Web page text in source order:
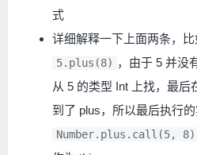
式
详细解释一下上面两条，比
5.plus(8) ，由于 5 并没
从 5 的类型 Int 上找，最后
到了 plus，所以最后执行
Number.plus.call(5, 8)